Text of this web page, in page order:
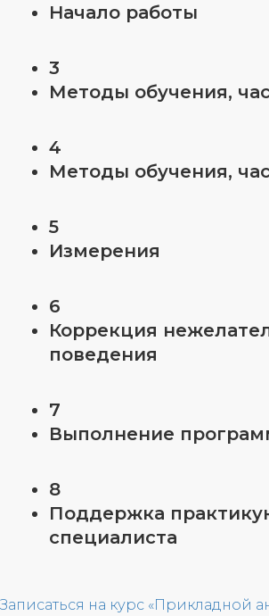
Начало работы
3
Методы обучения,
4
Методы обучения,
5
Измерения
6
Коррекция
поведения
7
Выполнение
8
Поддержка
специалиста
Записаться на курс «Прикладной